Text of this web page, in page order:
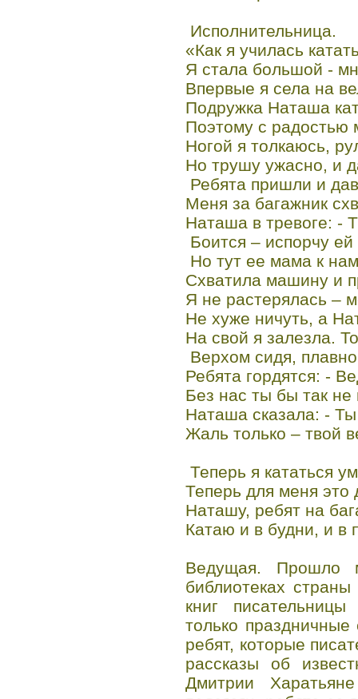
Исполнительница.
«Как я училась
Я стала большой -
Впервые я села на
Подружка Наташа
Поэтому с радостью
Ногой я толкаюсь,
Но трушу ужасно, и
Ребята пришли и
Меня за багажник
Наташа в тревоге: -
Боится – испорчу
Но тут ее мама к
Схватила машину и
Я не растерялась –
Не хуже ничуть, а
На свой я залезла.
Верхом сидя,
Ребята гордятся: -
Без нас ты бы так не
Наташа сказала: -
Жаль только – твой
Теперь я кататься
Теперь для меня это
Наташу, ребят на
Катаю и в будни, и в
Ведущая. Прошло
библиотеках
книг
только
ребят, которые
рассказы об
Дмитрии